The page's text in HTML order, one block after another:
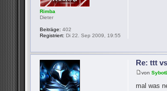
Rimba
Dieter
Beiträge: 402
Registriert: Di 22. Sep 2009, 19:55
Re: ttt
von
mal was